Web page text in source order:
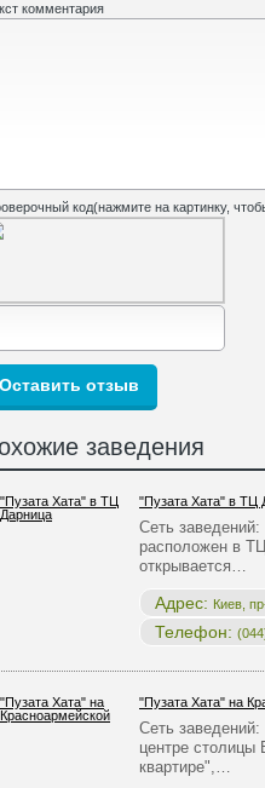
комментария
код(нажмите на картинку,
заведения
"Пузата Хата" в ТЦ
Сеть
расположен в
открывается…
Адрес: Киев,
Телефон:
"Пузата Хата" на
Сеть
центре столицы
квартире",…